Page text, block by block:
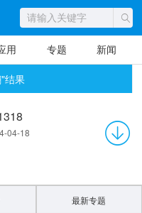
用 专题 新闻
结果
04-18
最新专题